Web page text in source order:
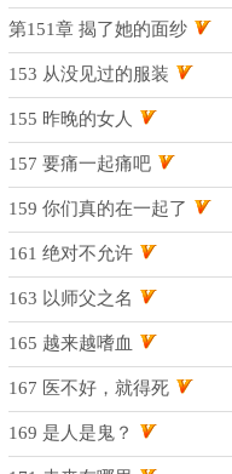
第151章 揭了她的面纱
153 从没见过的服装
155 昨晚的女人
157 要痛一起痛吧
159 你们真的在一起了
161 绝对不允许
163 以师父之名
165 越来越嗜血
167 医不好，就得死
169 是人是鬼？